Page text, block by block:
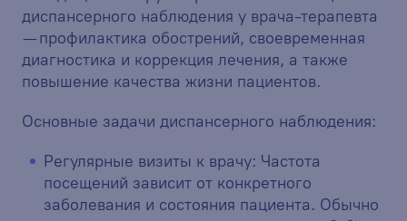
диспансерного наблюдения у врача-терапевта
— профилактика обострений, своевременная
диагностика и коррекция лечения, а также
повышение качества жизни пациентов.
Основные задачи диспансерного наблюдения:
Регулярные визиты к врачу: Частота
посещений зависит от конкретного
заболевания и состояния пациента. Обычно